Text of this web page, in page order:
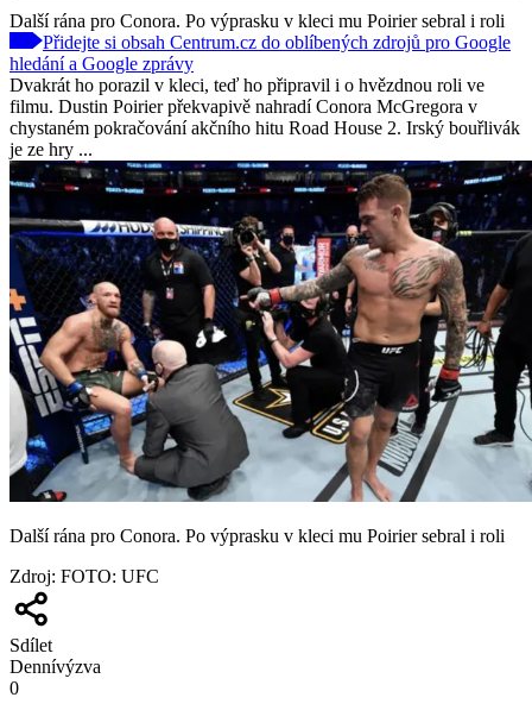
Další rána pro Conora. Po výprasku v kleci mu Poirier sebral i roli
Přidejte si obsah Centrum.cz do oblíbených zdrojů pro Google
hledání a Google zprávy
Dvakrát ho porazil v kleci, teď ho připravil i o hvězdnou roli ve
filmu. Dustin Poirier překvapivě nahradí Conora McGregora v
chystaném pokračování akčního hitu Road House 2. Irský bouřlivák
je ze hry ...
Další rána pro Conora. Po výprasku v kleci mu Poirier sebral i roli
Zdroj: FOTO: UFC
Sdílet
Dennívýzva
0